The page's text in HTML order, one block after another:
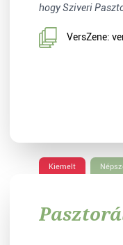
hogy Sziveri
VersZene:
Kiemelt